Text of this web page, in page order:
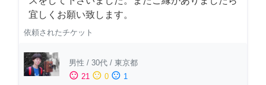
宜しくお願い致します。
依頼されたチケット
男性 / 30代 / 東京都
sentiment_satisfied 21 sentiment_neutral 0 sentiment_dissatisfied 1